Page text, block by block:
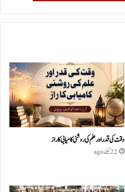
وقت کی قدر اور علم کی روشنی کامیابی کا راز
22 گھنٹے ago